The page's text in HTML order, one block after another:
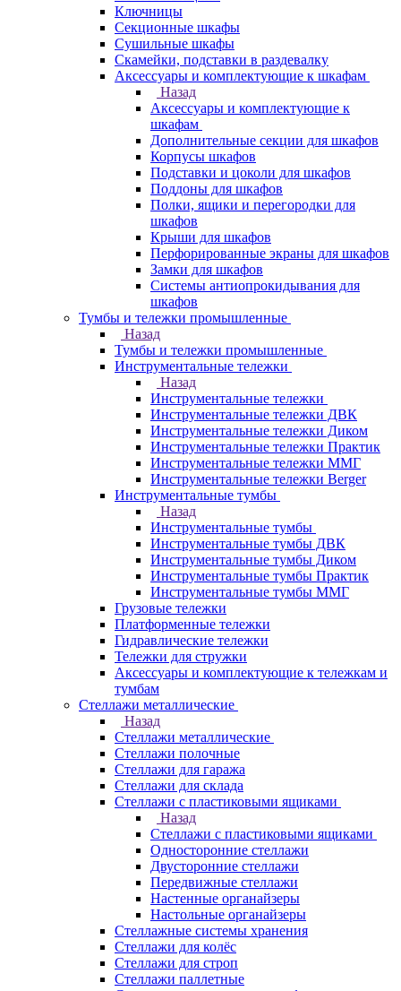
Ключницы
Секционные шкафы
Сушильные шкафы
Скамейки, подставки в раздевалку
Аксессуары и комплектующие к шкафам
Назад
Аксессуары и комплектующие к
шкафам
Дополнительные секции для шкафов
Корпусы шкафов
Подставки и цоколи для шкафов
Поддоны для шкафов
Полки, ящики и перегородки для
шкафов
Крыши для шкафов
Перфорированные экраны для шкафов
Замки для шкафов
Системы антиопрокидывания для
шкафов
Тумбы и тележки промышленные
Назад
Тумбы и тележки промышленные
Инструментальные тележки
Назад
Инструментальные тележки
Инструментальные тележки ДВК
Инструментальные тележки Диком
Инструментальные тележки Практик
Инструментальные тележки ММГ
Инструментальные тележки Berger
Инструментальные тумбы
Назад
Инструментальные тумбы
Инструментальные тумбы ДВК
Инструментальные тумбы Диком
Инструментальные тумбы Практик
Инструментальные тумбы ММГ
Грузовые тележки
Платформенные тележки
Гидравлические тележки
Тележки для стружки
Аксесcуары и комплектующие к тележкам и
тумбам
Стеллажи металлические
Назад
Стеллажи металлические
Стеллажи полочные
Стеллажи для гаража
Стеллажи для склада
Стеллажи с пластиковыми ящиками
Назад
Стеллажи с пластиковыми ящиками
Односторонние стеллажи
Двусторонние стеллажи
Передвижные стеллажи
Настенные органайзеры
Настольные органайзеры
Стеллажные системы хранения
Стеллажи для колёс
Стеллажи для строп
Стеллажи паллетные